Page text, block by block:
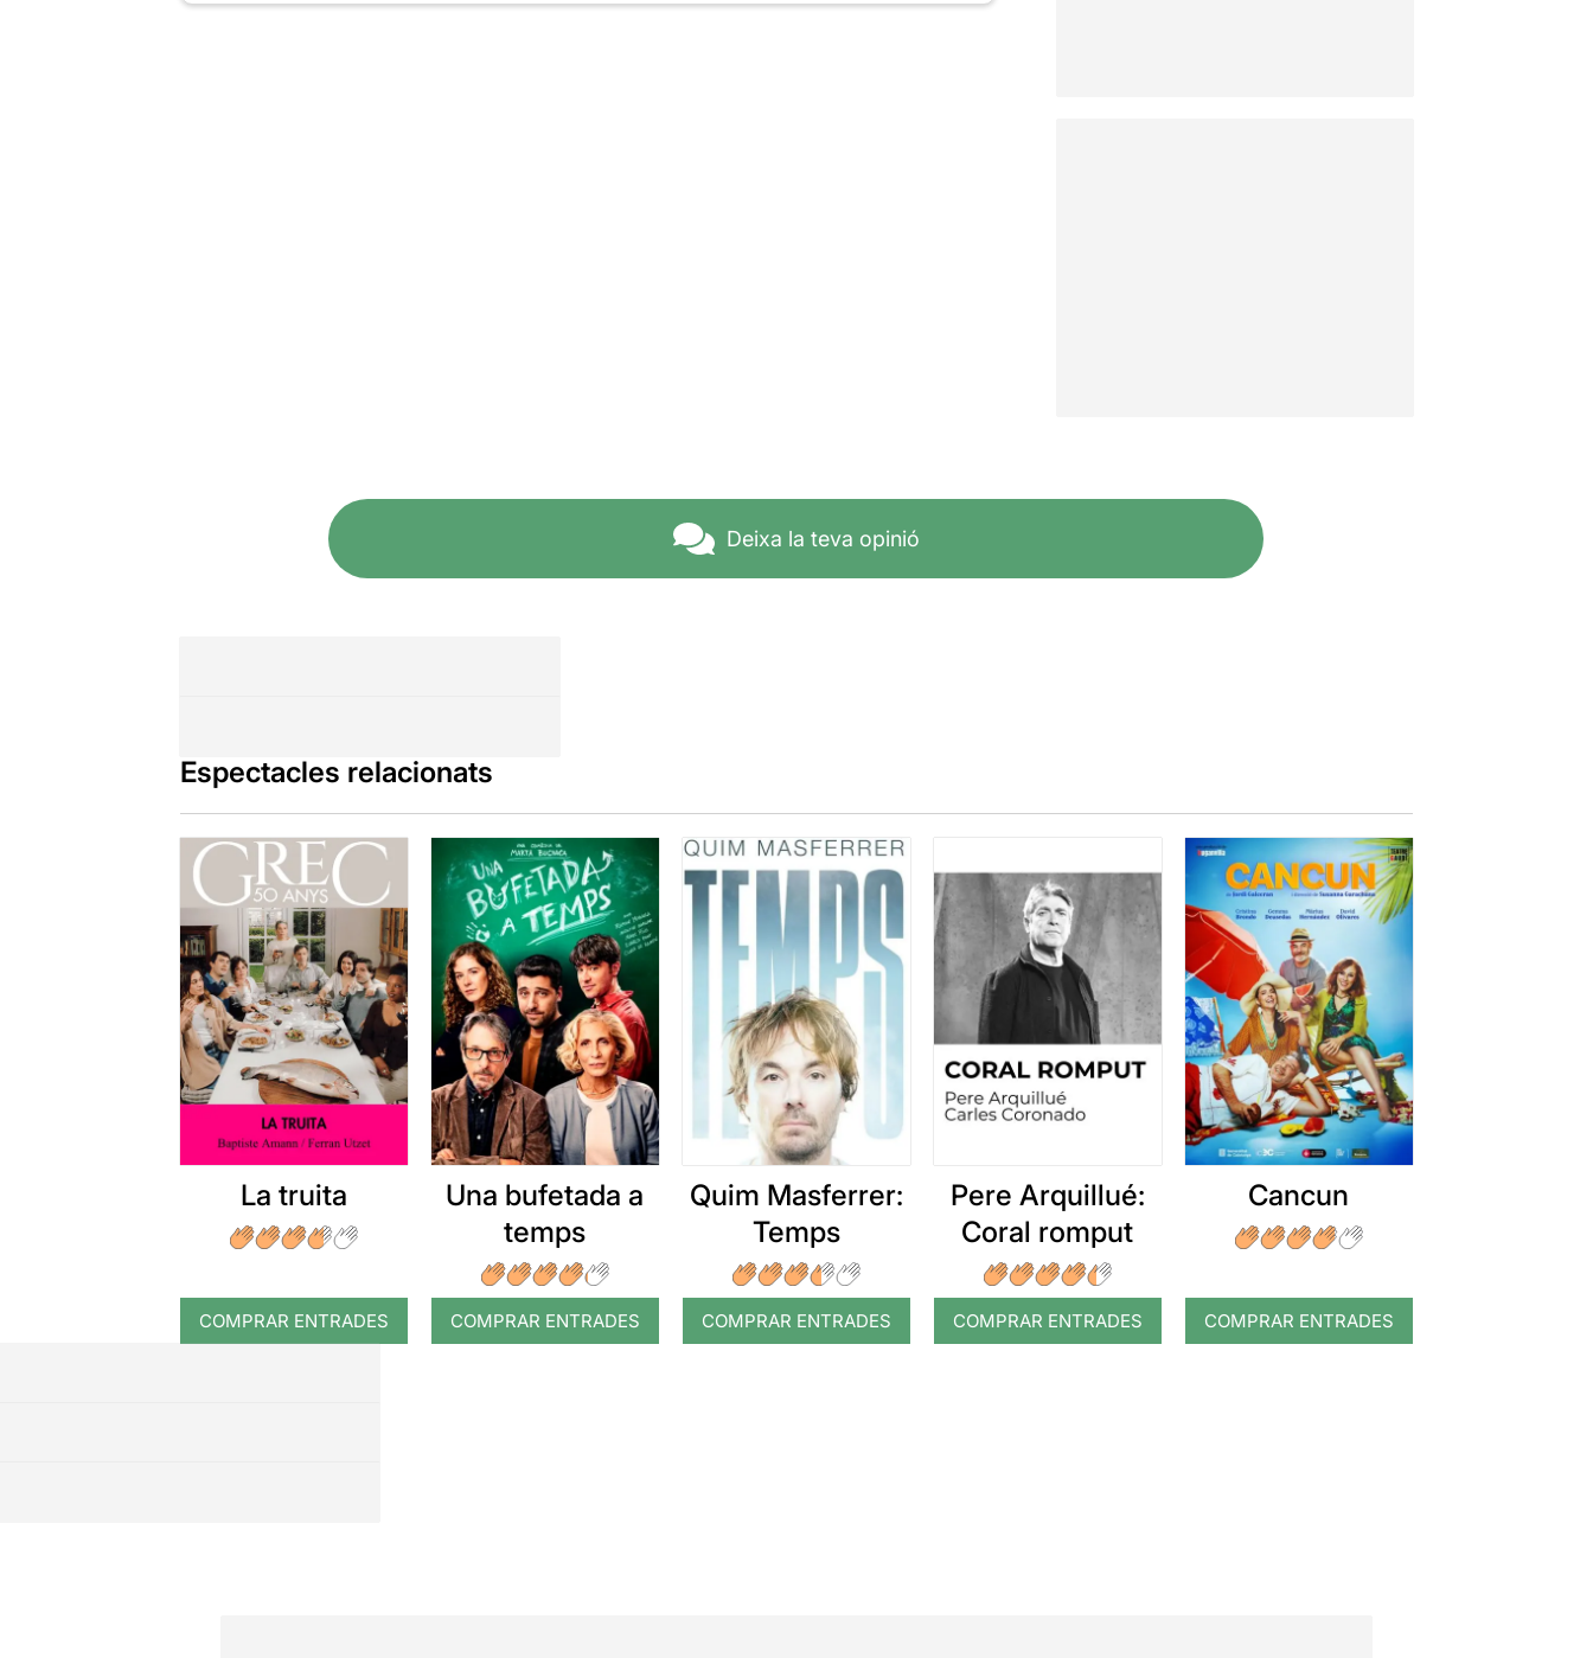
Deixa la teva opinió
Espectacles relacionats
La truita
COMPRAR ENTRADES
Una bufetada a
temps
COMPRAR ENTRADES
Quim Masferrer:
Temps
COMPRAR ENTRADES
Pere Arquillué:
Coral romput
COMPRAR ENTRADES
Cancun
COMPRAR ENTRADES